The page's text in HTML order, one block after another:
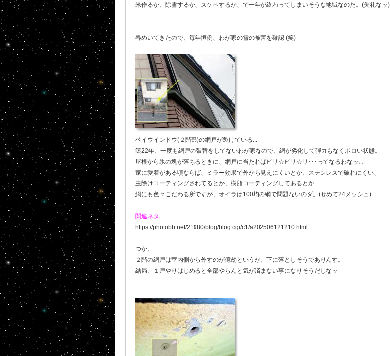
米作るか、除雪するか、スケベするか、で一年が終わってしまいそうな地域なのだ。(失礼なッ)
春めいてきたので、毎年恒例、わが家の雪の被害を確認 (笑)
ベイウインドウ(２階部)の網戸が裂けている...
築22年、一度も網戸の張替をしてないわが家なので、網が劣化して弾力もなくボロい状態。
屋根から氷の塊が落ちるときに、網戸に当たればビリ☆ビリ☆リ･･･ってなるわなッ､､
家に愛着がある頃ならば、ミラー効果で外から見えにくいとか、ステンレスで破れにくい、
虫除けコーティングされてるとか、樹脂コーティングしてあるとか
網にも色々こだわる所ですが、オイラは100均の網で問題ないのダ。(せめて24メッシュ)
関連ネタ
https://photobb.net/21980/blog/blog.cgi/c1/a202506121210.html
つか、
２階の網戸は室内側から外すのが億劫というか、下に落としそうでありんす。
結局、１戸やりはじめると全部やらんと気が済まない事になりそうだしなッ